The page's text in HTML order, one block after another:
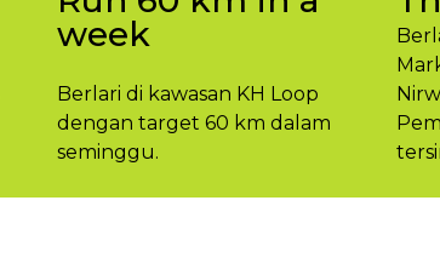
week
Berlari di kawasan KH Loop
dengan target 60 km dalam
seminggu.​